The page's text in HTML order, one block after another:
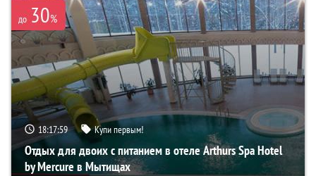
до 30%
18:17:57 Купи первым!
Отдых для двоих с питанием в отеле Arthurs Spa Hotel
by Mercure в Мытищах